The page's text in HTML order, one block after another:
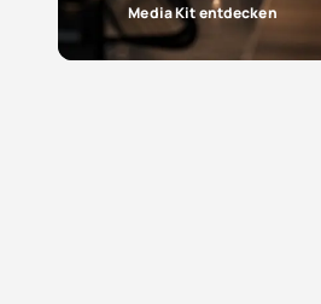
Media Kit entdecken